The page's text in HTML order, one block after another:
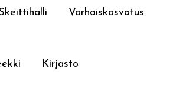
Varhaiskasvatus
Kirjasto